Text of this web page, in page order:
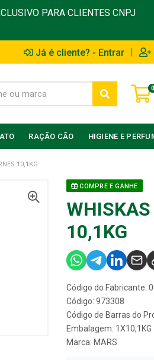
PARA CLIENTES CNPJ
Já é cliente? - Entrar |
0
RAÇÃO CÃO HIGIENE E
10,1KG
COMPRE E GANHE
10,1KG
Código do Fabricante:
Código: 973308
Código de Barras do
Embalagem: 1X10,1KG
Marca: MARS